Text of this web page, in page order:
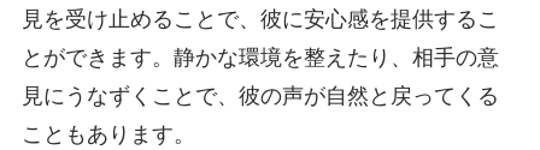
見を受け止めることで、彼に安心感を提供するこ
とができます。静かな環境を整えたり、相手の意
見にうなずくことで、彼の声が自然と戻ってくる
こともあります。